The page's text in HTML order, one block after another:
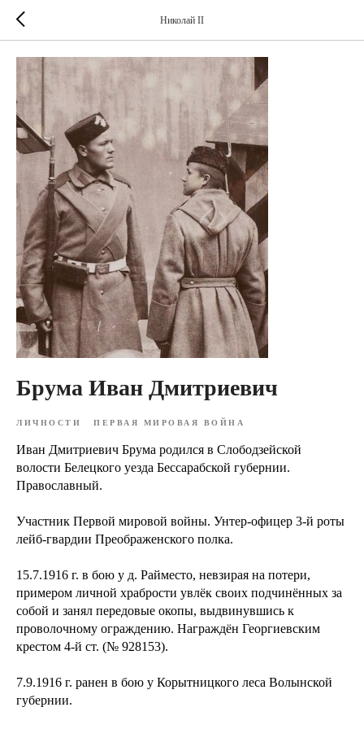
Николай II
Брума Иван Дмитриевич
ЛИЧНОСТИ ПЕРВАЯ МИРОВАЯ ВОЙНА
Иван Дмитриевич Брума родился в Слободзейской
волости Белецкого уезда Бессарабской губернии.
Православный.
Участник Первой мировой войны. Унтер-офицер 3-й роты
лейб-гвардии Преображенского полка.
15.7.1916 г. в бою у д. Райместо, невзирая на потери,
примером личной храбрости увлёк своих подчинённых за
собой и занял передовые окопы, выдвинувшись к
проволочному ограждению. Награждён Георгиевским
крестом 4-й ст. (№ 928153).
7.9.1916 г. ранен в бою у Корытницкого леса Волынской
губернии.